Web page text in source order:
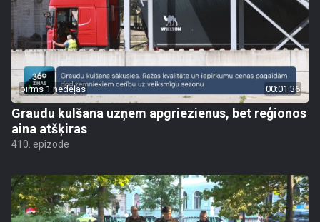
pirms 1 nedēļas 00:01:36
Graudu kulšana uzņem apgriezienus, bet reģionos
aina atšķiras
410. epizode